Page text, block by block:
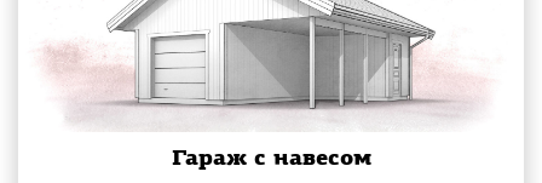
Гараж с навесом